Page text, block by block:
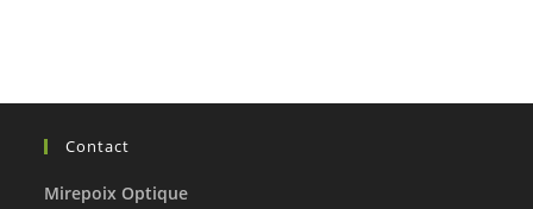
Contact
Mirepoix Optique